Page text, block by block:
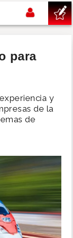
para
y
de la
de